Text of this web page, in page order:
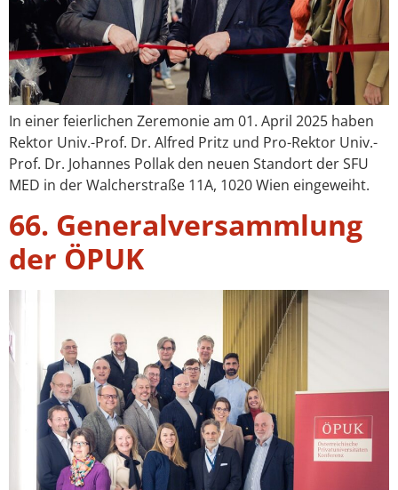
In einer feierlichen Zeremonie am 01. April 2025 haben
Rektor Univ.-Prof. Dr. Alfred Pritz und Pro-Rektor Univ.-
Prof. Dr. Johannes Pollak den neuen Standort der SFU
MED in der Walcherstraße 11A, 1020 Wien eingeweiht.
66. Generalversammlung
der ÖPUK